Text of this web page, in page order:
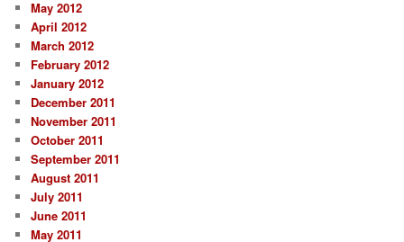
May 2012
April 2012
March 2012
February 2012
January 2012
December 2011
November 2011
October 2011
September 2011
August 2011
July 2011
June 2011
May 2011